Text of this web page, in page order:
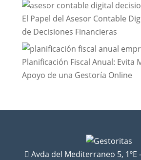
El Papel del Asesor Contable
de Decisiones Financieras
Planificación Fiscal Anual: Evita
Apoyo de una Gestoría Online
 Avda del Mediterraneo 5, 1ºE